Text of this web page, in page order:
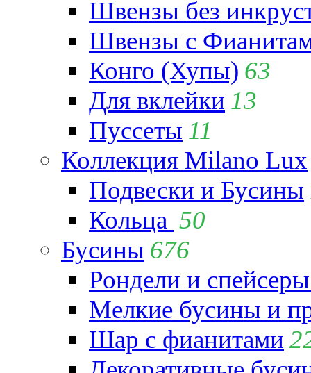
Швензы без
Швензы с
Конго (Хупы) 63
Для вклейки 13
Пуссеты 11
Коллекция Milano Lux
Подвески и Бусины
Кольца 50
Бусины 676
Рондели и
Мелкие бусины и
Шар с фианитами